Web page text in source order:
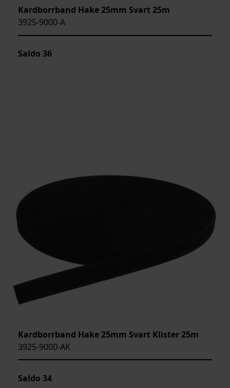
Kardborrband Hake 25mm Svart 25m
3925-9000-A
Saldo 36
Kardborrband Hake 25mm Svart Klister 25m
3925-9000-AK
Saldo 34